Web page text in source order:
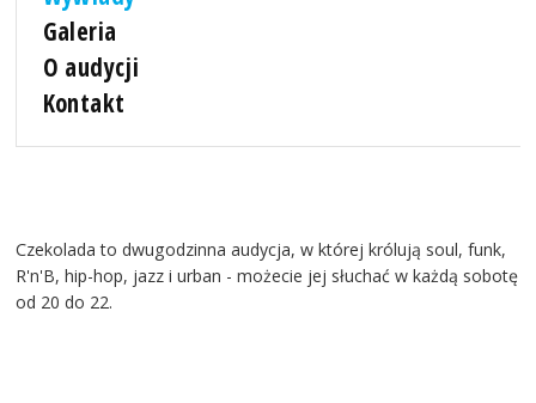
Galeria
O audycji
Kontakt
Czekolada to dwugodzinna audycja, w której królują soul, funk,
R'n'B, hip-hop, jazz i urban - możecie jej słuchać w każdą sobotę
od 20 do 22.